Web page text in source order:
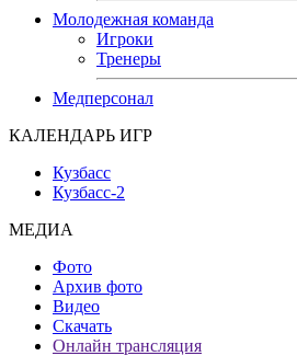
Молодежная команда
Игроки
Тренеры
Медперсонал
КАЛЕНДАРЬ ИГР
Кузбасс
Кузбасс-2
МЕДИА
Фото
Архив фото
Видео
Скачать
Онлайн трансляция